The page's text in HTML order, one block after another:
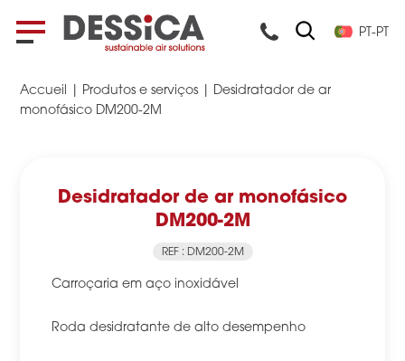
PT-PT
Accueil Produtos e serviços
Desidratador de ar
monofásico DM200-2M
Desidratador de ar monofásico
DM200-2M
REF : DM200-2M
Carroçaria em aço inoxidável
Roda desidratante de alto desempenho